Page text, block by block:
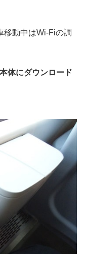
移動中はWi-Fiの調
体にダウンロード